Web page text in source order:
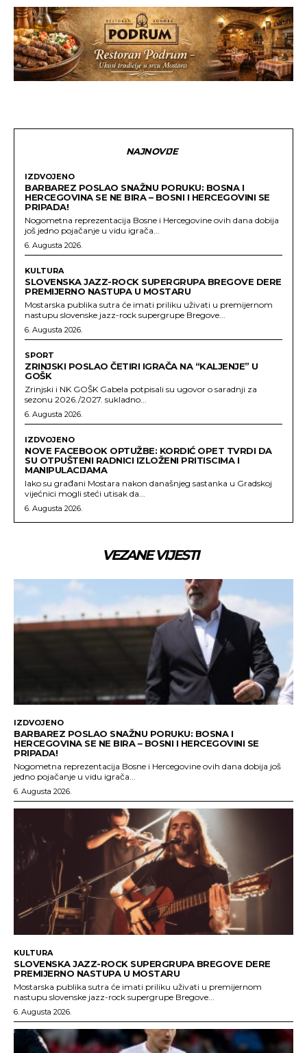
NAJNOVIJE
IZDVOJENO
BARBAREZ POSLAO SNAŽNU PORUKU: BOSNA I
HERCEGOVINA SE NE BIRA – BOSNI I HERCEGOVINI SE
PRIPADA!
Nogometna reprezentacija Bosne i Hercegovine ovih dana dobija
još jedno pojačanje u vidu igrača...
6. Augusta 2026.
KULTURA
SLOVENSKA JAZZ-ROCK SUPERGRUPA BREGOVE DERE
PREMIJERNO NASTUPA U MOSTARU
Mostarska publika sutra će imati priliku uživati u premijernom
nastupu slovenske jazz-rock supergrupe Bregove...
6. Augusta 2026.
SPORT
ZRINJSKI POSLAO ČETIRI IGRAČA NA “KALJENJE” U
GOŠK
Zrinjski i NK GOŠK Gabela potpisali su ugovor o saradnji za
sezonu 2026./2027. sukladno...
6. Augusta 2026.
IZDVOJENO
NOVE FACEBOOK OPTUŽBE: KORDIĆ OPET TVRDI DA
SU OTPUŠTENI RADNICI IZLOŽENI PRITISCIMA I
MANIPULACIJAMA
Iako su građani Mostara nakon današnjeg sastanka u Gradskoj
vijećnici mogli steći utisak da...
6. Augusta 2026.
VEZANE VIJESTI
IZDVOJENO
BARBAREZ POSLAO SNAŽNU PORUKU: BOSNA I
HERCEGOVINA SE NE BIRA – BOSNI I HERCEGOVINI SE
PRIPADA!
Nogometna reprezentacija Bosne i Hercegovine ovih dana dobija još
jedno pojačanje u vidu igrača...
6. Augusta 2026.
KULTURA
SLOVENSKA JAZZ-ROCK SUPERGRUPA BREGOVE DERE
PREMIJERNO NASTUPA U MOSTARU
Mostarska publika sutra će imati priliku uživati u premijernom
nastupu slovenske jazz-rock supergrupe Bregove...
6. Augusta 2026.